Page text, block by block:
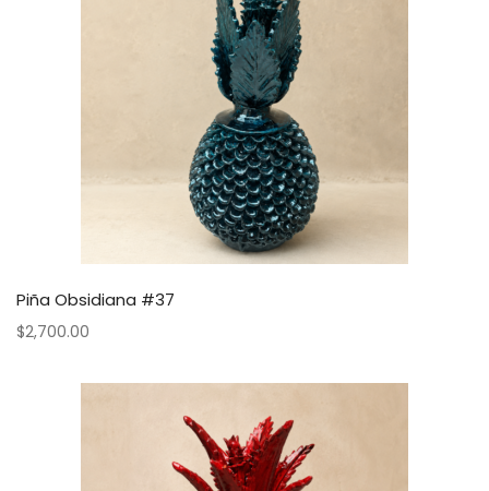
Piña Obsidiana #37
$2,700.00